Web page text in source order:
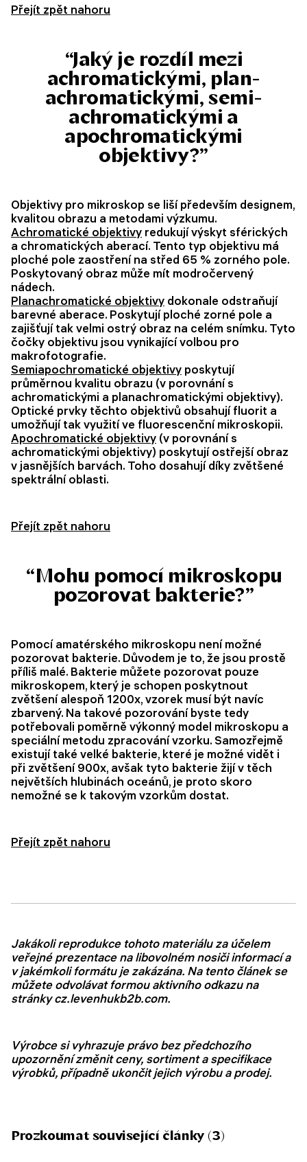
Přejít zpět nahoru
“Jaký je rozdíl mezi
achromatickými, plan-
achromatickými, semi-
achromatickými a
apochromatickými
objektivy?”
Objektivy pro mikroskop se liší především designem,
kvalitou obrazu a metodami výzkumu.
Achromatické objektivy redukují výskyt sférických
a chromatických aberací. Tento typ objektivu má
ploché pole zaostření na střed 65 % zorného pole.
Poskytovaný obraz může mít modročervený
nádech.
Planachromatické objektivy dokonale odstraňují
barevné aberace. Poskytují ploché zorné pole a
zajišťují tak velmi ostrý obraz na celém snímku. Tyto
čočky objektivu jsou vynikající volbou pro
makrofotografie.
Semiapochromatické objektivy poskytují
průměrnou kvalitu obrazu (v porovnání s
achromatickými a planachromatickými objektivy).
Optické prvky těchto objektivů obsahují fluorit a
umožňují tak využití ve fluorescenční mikroskopii.
Apochromatické objektivy (v porovnání s
achromatickými objektivy) poskytují ostřejší obraz
v jasnějších barvách. Toho dosahují díky zvětšené
spektrální oblasti.
Přejít zpět nahoru
“Mohu pomocí mikroskopu
pozorovat bakterie?”
Pomocí amatérského mikroskopu není možné
pozorovat bakterie. Důvodem je to, že jsou prostě
příliš malé. Bakterie můžete pozorovat pouze
mikroskopem, který je schopen poskytnout
zvětšení alespoň 1200x, vzorek musí být navíc
zbarvený. Na takové pozorování byste tedy
potřebovali poměrně výkonný model mikroskopu a
speciální metodu zpracování vzorku. Samozřejmě
existují také velké bakterie, které je možné vidět i
při zvětšení 900x, avšak tyto bakterie žijí v těch
největších hlubinách oceánů, je proto skoro
nemožné se k takovým vzorkům dostat.
Přejít zpět nahoru
Jakákoli reprodukce tohoto materiálu za účelem
veřejné prezentace na libovolném nosiči informací a
v jakémkoli formátu je zakázána. Na tento článek se
můžete odvolávat formou aktivního odkazu na
stránky cz.levenhukb2b.com.
Výrobce si vyhrazuje právo bez předchozího
upozornění změnit ceny, sortiment a specifikace
výrobků, případně ukončit jejich výrobu a prodej.
Prozkoumat související články (3)